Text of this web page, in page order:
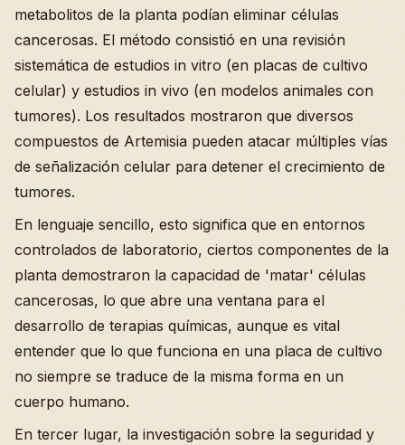
metabolitos de la planta podían eliminar células
cancerosas. El método consistió en una revisión
sistemática de estudios in vitro (en placas de cultivo
celular) y estudios in vivo (en modelos animales con
tumores). Los resultados mostraron que diversos
compuestos de Artemisia pueden atacar múltiples vías
de señalización celular para detener el crecimiento de
tumores.
En lenguaje sencillo, esto significa que en entornos
controlados de laboratorio, ciertos componentes de la
planta demostraron la capacidad de 'matar' células
cancerosas, lo que abre una ventana para el
desarrollo de terapias químicas, aunque es vital
entender que lo que funciona en una placa de cultivo
no siempre se traduce de la misma forma en un
cuerpo humano.
En tercer lugar, la investigación sobre la seguridad y